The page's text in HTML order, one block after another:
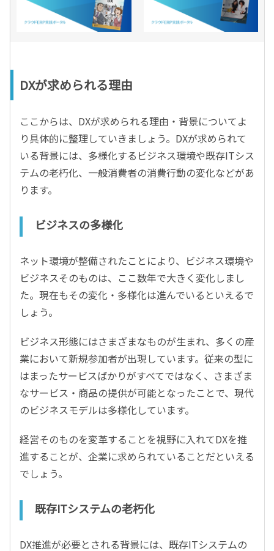
DXが求められる理由
ここからは、DXが求められる理由・背景についてよ
り具体的に整理していきましょう。DXが求められて
いる背景には、多様化するビジネス環境や既存ITシス
テムの老朽化、一般消費者の消費行動の変化などがあ
ります。
ビジネスの多様化
ネット環境が整備されたことにより、ビジネス環境や
ビジネスそのものは、ここ数年で大きく変化しまし
た。現在もその変化・多様化は進んでいるといえるで
しょう。
ビジネス形態にはさまざまなものが生まれ、多くの産
業において新規参加者が出現しています。従来の型に
はまったサービスばかりがすべてではなく、さまざま
なサービス・商品の提供が可能となったことで、現代
のビジネスモデルは多様化しています。
経営そのものを変革することを視野に入れてDXを推
進することが、企業に求められていることだといえる
でしょう。
既存ITシステムの老朽化
DX推進が必要とされる背景には、既存ITシステムの